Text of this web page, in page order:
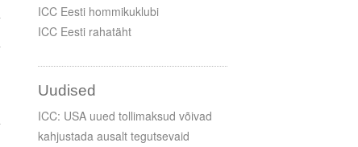
ICC Eesti hommikuklubi
ICC Eesti rahatäht
Uudised
ICC: USA uued tollimaksud võivad
kahjustada ausalt tegutsevaid